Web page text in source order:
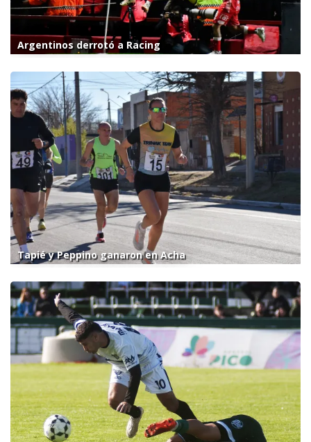
Argentinos derrotó a Racing
Tapié y Peppino ganaron en Acha